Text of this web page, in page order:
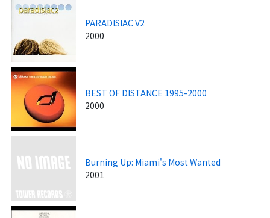
PARADISIAC V2
2000
BEST OF DISTANCE 1995-2000
2000
Burning Up: Miami's Most Wanted
2001